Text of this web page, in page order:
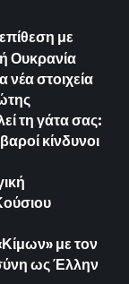
με
Ουκρανία
νέα στοιχεία
τη γάτα σας:
κίνδυνοι
με τον
ως Έλλην